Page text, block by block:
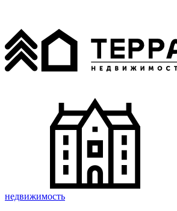
недвижимость